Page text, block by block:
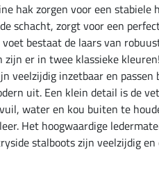
hak zorgen voor een stabiele
schacht, zorgt voor een
bestaat de laars van
er in twee klassieke
veelzijdig inzetbaar en
uit. Een klein detail is de
water en kou buiten te
Het hoogwaardige
stalboots zijn veelzijdig